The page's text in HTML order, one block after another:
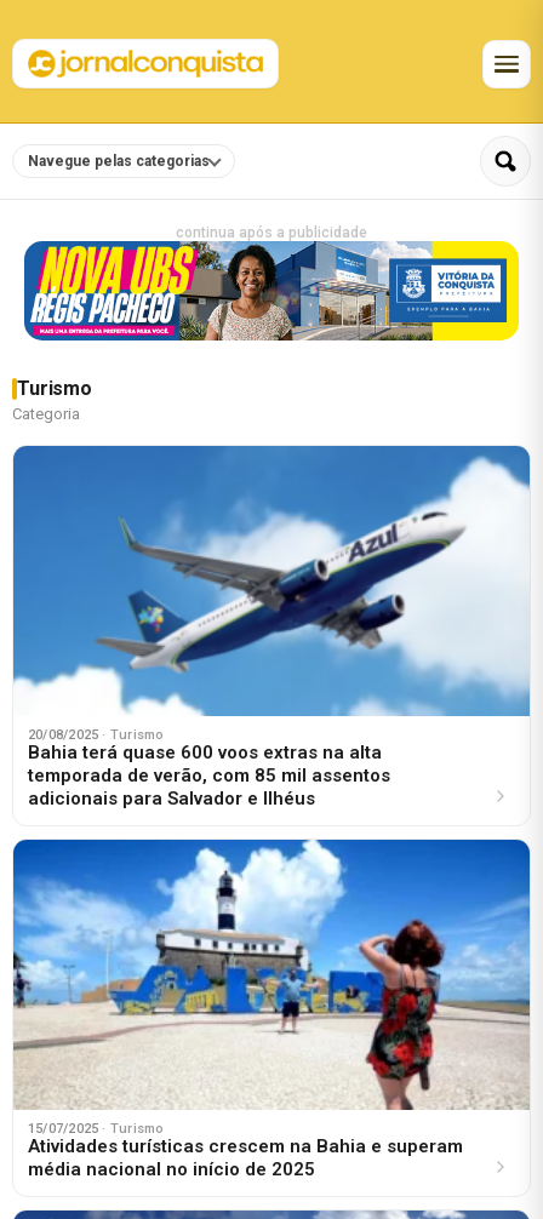
Navegue pelas categorias
continua após a publicidade
Turismo
Categoria
20/08/2025 · Turismo
Bahia terá quase 600 voos extras na alta
temporada de verão, com 85 mil assentos
adicionais para Salvador e Ilhéus
15/07/2025 · Turismo
Atividades turísticas crescem na Bahia e superam
média nacional no início de 2025